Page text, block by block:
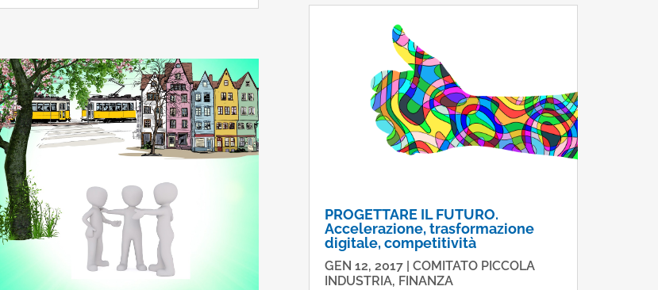
PROGETTARE IL FUTURO.
Accelerazione, trasformazione
digitale, competitività
GEN 12, 2017 |COMITATO PICCOLA
INDUSTRIA, FINANZA